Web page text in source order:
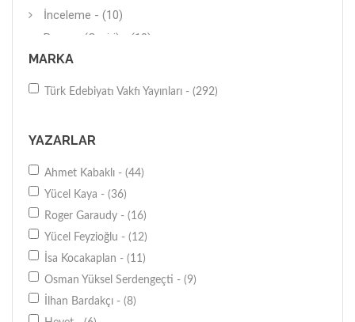
İnceleme - (10)
Roman (Çeviri) - (10)
Araştırma-İnceleme - (10)
Biyografi-Otobiyografi - (9)
Hitabet-Söyleşi - (6)
Boyama Kitabı - (6)
Anı-Yaşam - (5)
Deneme (Yerli) - (4)
Diğer - (2)
MARKA
Türk Edebiyatı Vakfı Yayınları - (292)
YAZARLAR
Ahmet Kabaklı - (44)
Yücel Kaya - (36)
Roger Garaudy - (16)
Yücel Feyzioğlu - (12)
İsa Kocakaplan - (11)
Osman Yüksel Serdengeçti - (9)
İlhan Bardakçı - (8)